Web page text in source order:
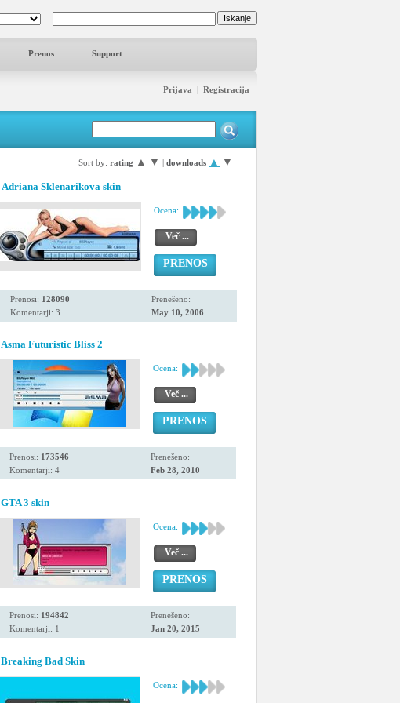
Prenos Support
Prijava | Registracija
Sort by: rating ▲ ▼ | downloads ▲ ▼
Adriana Sklenarikova skin
Ocena:
Več ...
PRENOS
Prenosi: 128090
Komentarji: 3
Prenešeno:
May 10, 2006
Asma Futuristic Bliss 2
Ocena:
Več ...
PRENOS
Prenosi: 173546
Komentarji: 4
Prenešeno:
Feb 28, 2010
GTA 3 skin
Ocena:
Več ...
PRENOS
Prenosi: 194842
Komentarji: 1
Prenešeno:
Jan 20, 2015
Breaking Bad Skin
Ocena: